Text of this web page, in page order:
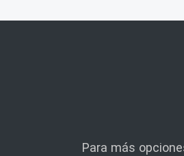
Para más